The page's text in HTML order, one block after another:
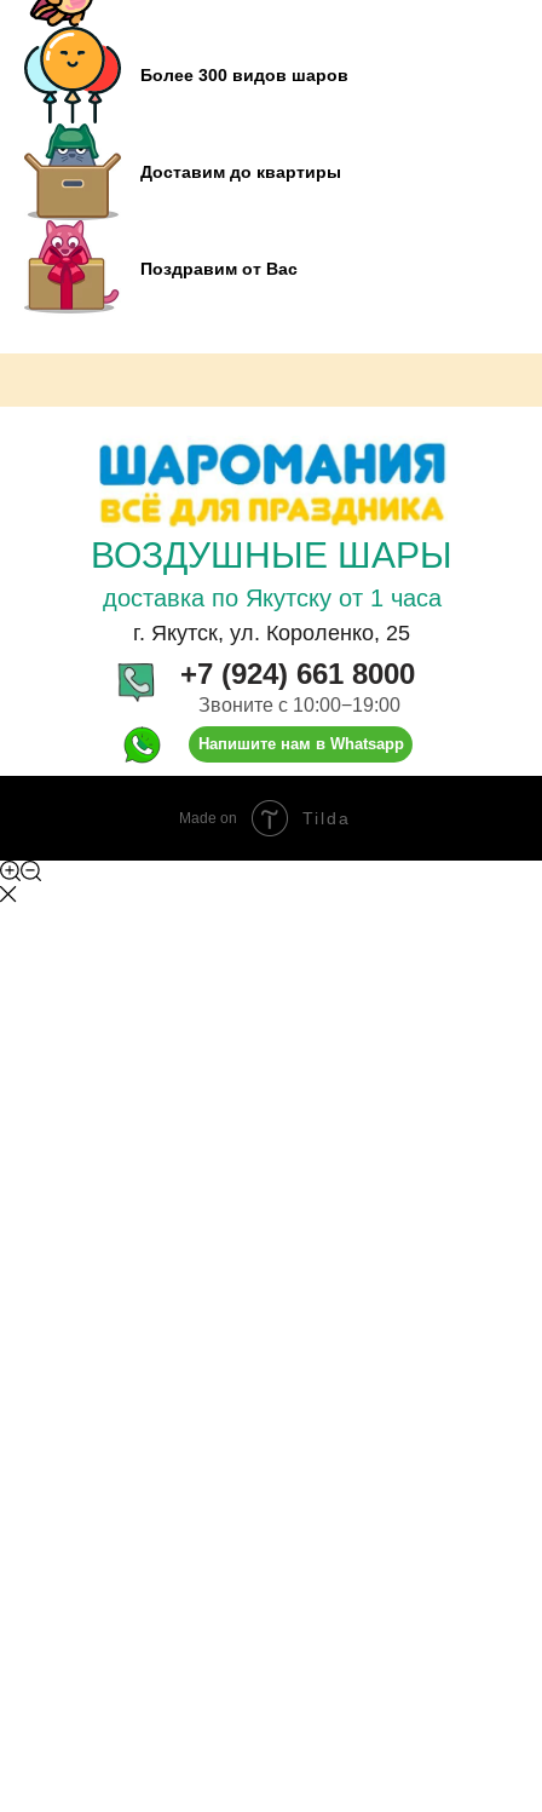
Более 300 видов шаров
Доставим до квартиры
Поздравим от Вас
ВОЗДУШНЫЕ ШАРЫ
доставка по Якутску от 1 часа
г. Якутск, ул. Короленко, 25
+7 (924) 661 8000
Напишите нам в Whatsapp
Звоните с 10:00−19:00
Made on Tilda